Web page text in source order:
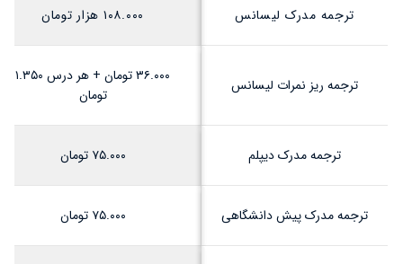
ترجمه مدرک لیسانس ۱۰۸.۰۰۰ هزار تومان
ترجمه ریز نمرات لیسانس
۳۶.۰۰۰ تومان + هر درس ۱.۳۵۰
تومان
ترجمه مدرک دیپلم ۷۵.۰۰۰ تومان
ترجمه مدرک پیش دانشگاهی ۷۵.۰۰۰ تومان